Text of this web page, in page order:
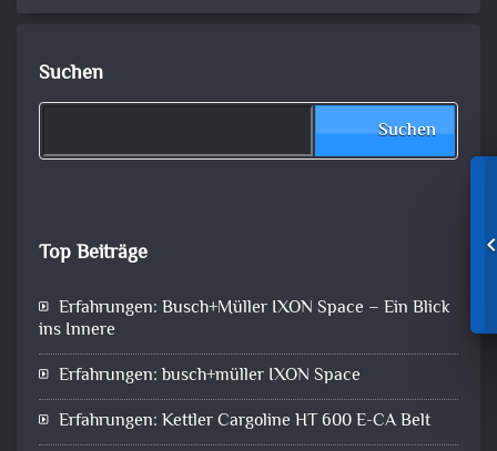
Suchen
Suchen
Top Beiträge
Erfahrungen: Busch+Müller IXON Space – Ein Blick
ins Innere
Erfahrungen: busch+müller IXON Space
Erfahrungen: Kettler Cargoline HT 600 E-CA Belt